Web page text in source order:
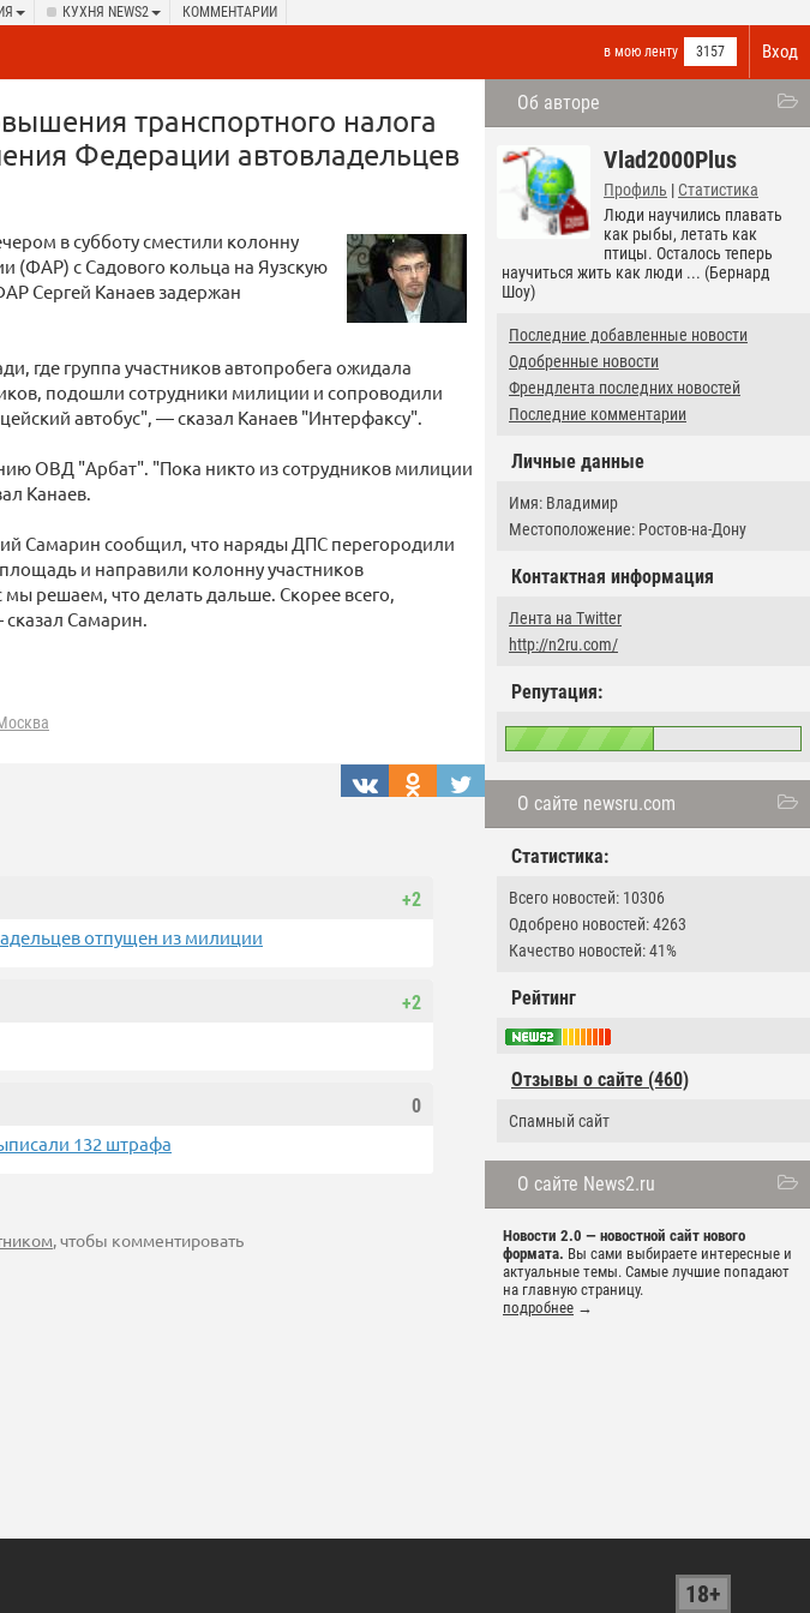
КУХНЯ NEWS2 КОММЕНТАРИИ
Вход
в мою ленту 3157
Об авторе
Vlad2000Plus
Профиль | Статистика
Люди научились плавать
как рыбы, летать как
птицы. Осталось теперь
научиться жить как люди ... (Бернард
Шоу)
Последние добавленные новости
Одобренные новости
Френдлента последних новостей
Последние комментарии
Личные данные
Имя: Владимир
Местоположение: Ростов-на-Дону
Контактная информация
Лента на Twitter
http://n2ru.com/
Репутация:
О сайте newsru.com
Статистика:
Всего новостей: 10306
Одобрено новостей: 4263
Качество новостей: 41%
Рейтинг
Отзывы о сайте (460)
Спамный сайт
О сайте News2.ru
Новости 2.0 — новостной сайт нового
формата. Вы сами выбираете интересные и
актуальные темы. Самые лучшие попадают
на главную страницу.
подробнее →
транспортного налога
Федерации автовладельцев
в субботу сместили колонну
(ФАР) с Садового кольца на Яузскую
Сергей Канаев задержан
где группа участников автопробега ожидала
подошли сотрудники милиции и сопроводили
автобус", — сказал Канаев "Интерфаксу".
ОВД "Арбат". "Пока никто из сотрудников милиции
Канаев.
Самарин сообщил, что наряды ДПС перегородили
и направили колонну участников
решаем, что делать дальше. Скорее всего,
Самарин.
+2
отпущен из милиции
+2
0
132 штрафа
, чтобы комментировать
18+